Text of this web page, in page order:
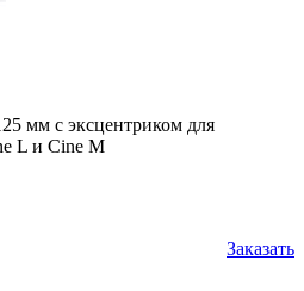
мм с эксцентриком для
L и Cine M
Заказать